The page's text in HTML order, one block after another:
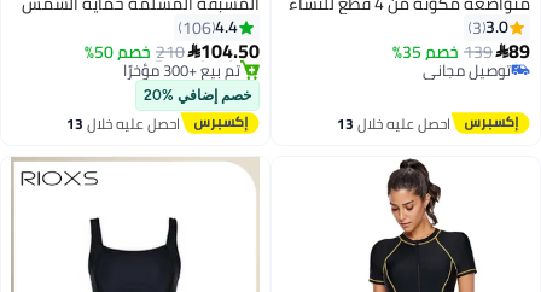
تتضمن ملابس السباحة وتنورة
سباحة وشورت سباحة وقميص
سباحة واقٍ من الأشعة فوق
البنفسجية وتصميم أنيق للتحكم في
البطن مثالي لركوب الأمواج
والسباحة
3.0
3
89
139خصم 35%
توصيل مجاني
توصيل مجاني
احصل عليه خلال13
اغسطس
حماية ملابس السباحة سراويل
السباحة كاب السيدات شاطئ البحر
تنورة بيكيني لباس الملابس العربية
4.4
106
104.50
210خصم 50%
#1 في البوركيني
توصيل مجاني
تم بيع +300 مؤخرًا
#1 في البوركيني
خصم إضافي %20
احصل عليه خلال13
اغسطس